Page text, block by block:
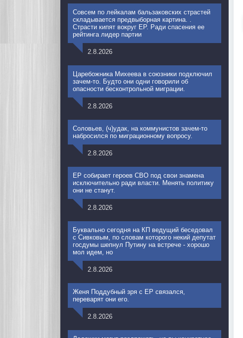
Совсем по лейкалам бальзаковских страстей
складывается предвыборная картина. .
Страсти кипят вокруг ЕР. Ради спасения ее
рейтинга лидер партии
2.8.2026
Царебожника Михеева в союзники подключил
зачем-то. Будто они одни говорили об
опасности бесконтрольной миграции.
2.8.2026
Соловьев, (ч)удак, на коммунистов зачем-то
набросился по миграционному вопросу.
2.8.2026
ЕР собирает героев СВО под свои знамена
исключительно ради власти. Менять политику
они не станут.
2.8.2026
Буквально сегодня на КП ведущий беседовал
с Сивковым, по словам которого некий депутат
госдумы шепнул Путину на встрече - хорошо
мол идем, но
2.8.2026
Женя Поддубный зря с ЕР связался,
переварят они его.
2.8.2026